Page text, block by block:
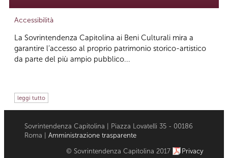
Accessibilità
La Sovrintendenza Capitolina ai Beni Culturali mira a
garantire l’accesso al proprio patrimonio storico-artistico
da parte del più ampio pubblico...
leggi tutto
Sovrintendenza Capitolina | Piazza Lovatelli 35 - 00186
Roma | Amministrazione trasparente
© Sovrintendenza Capitolina 2017 Privacy